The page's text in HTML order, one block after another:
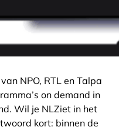
NPO, RTL en Talpa
on demand in
Wil je NLZiet in het
kort: binnen de